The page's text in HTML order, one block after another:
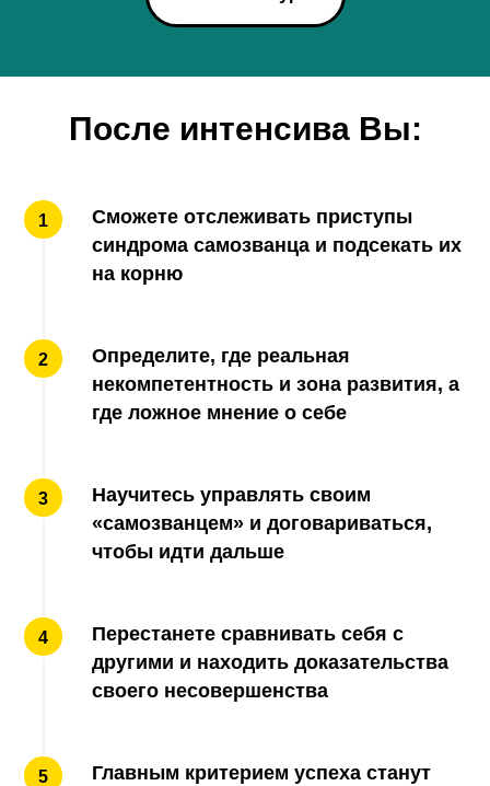
После интенсива Вы:
Сможете отслеживать приступы
синдрома самозванца и подсекать их
на корню
Определите, где реальная
некомпетентность и зона развития, а
где ложное мнение о себе
Научитесь управлять своим
«самозванцем» и договариваться,
чтобы идти дальше
Перестанете сравнивать себя с
другими и находить доказательства
своего несовершенства
Главным критерием успеха станут